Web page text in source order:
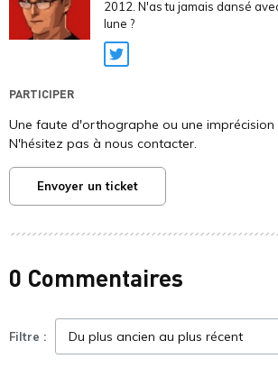
2012. N'as tu jamais dansé
lune ?
Twitter
PARTICIPER
Une faute d'orthographe ou une imprécision
N'hésitez pas à nous contacter.
Envoyer un ticket
0 Commentaires
Filtre :